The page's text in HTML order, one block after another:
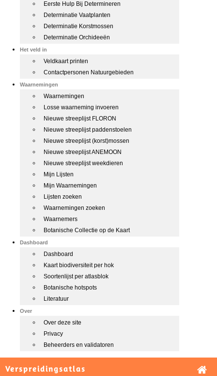
Eerste Hulp Bij Determineren
Determinatie Vaatplanten
Determinatie Korstmossen
Determinatie Orchideeën
Het veld in
Veldkaart printen
Contactpersonen Natuurgebieden
Waarnemingen
Waarnemingen
Losse waarneming invoeren
Nieuwe streeplijst FLORON
Nieuwe streeplijst paddenstoelen
Nieuwe streeplijst (korst)mossen
Nieuwe streeplijst ANEMOON
Nieuwe streeplijst weekdieren
Mijn Lijsten
Mijn Waarnemingen
Lijsten zoeken
Waarnemingen zoeken
Waarnemers
Botanische Collectie op de Kaart
Dashboard
Dashboard
Kaart biodiversiteit per hok
Soortenlijst per atlasblok
Botanische hotspots
Literatuur
Over
Over deze site
Privacy
Beheerders en validatoren
Verspreidingsatlas